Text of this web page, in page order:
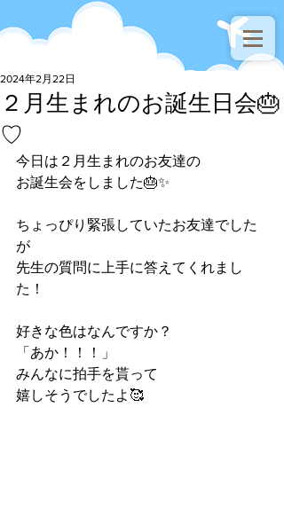
２月生まれのお誕生日会🎂
♡
2024年2月22日
今日は２月生まれのお友達の
お誕生会をしました🎂✨
ちょっぴり緊張していたお友達でした
が
先生の質問に上手に答えてくれまし
た！
好きな色はなんですか？
「あか！！！」
みんなに拍手を貰って
嬉しそうでしたよ🥰